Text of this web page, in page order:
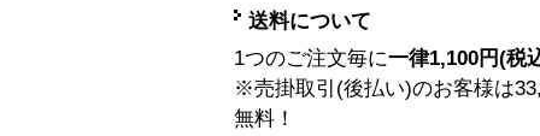
送料について
1つのご注文毎に一律1,100円(税
※売掛取引(後払い)のお客様は
無料！